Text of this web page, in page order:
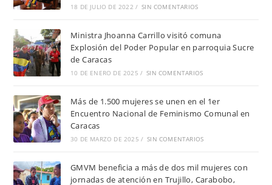
18 DE JULIO DE 2022 / SIN COMENTARIOS
Ministra Jhoanna Carrillo visitó comuna
Explosión del Poder Popular en parroquia Sucre
de Caracas
10 DE ENERO DE 2025 / SIN COMENTARIOS
Más de 1.500 mujeres se unen en el 1er
Encuentro Nacional de Feminismo Comunal en
Caracas
30 DE MARZO DE 2025 / SIN COMENTARIOS
GMVM beneficia a más de dos mil mujeres con
jornadas de atención en Trujillo, Carabobo,